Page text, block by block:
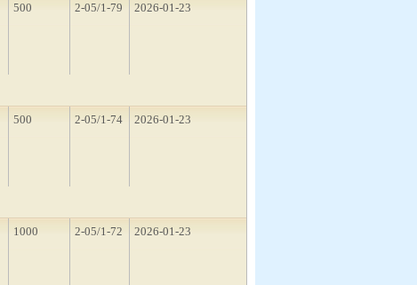
500 2-05/1-79 2026-01-23
500 2-05/1-74 2026-01-23
1000 2-05/1-72 2026-01-23